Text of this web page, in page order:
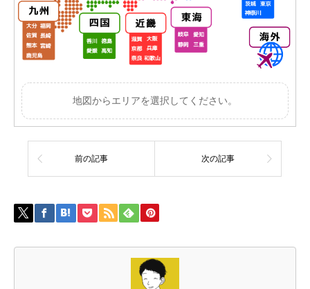
地図からエリアを選択してください。
前の記事 次の記事